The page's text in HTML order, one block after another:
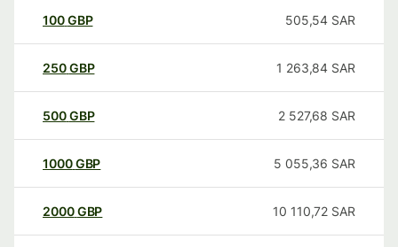
100GBP 505,54 SAR
250GBP 1 263,84 SAR
500GBP 2 527,68 SAR
1000GBP 5 055,36 SAR
2000GBP 10 110,72 SAR